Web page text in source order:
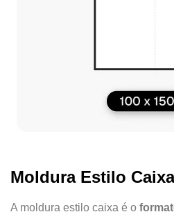
Moldura Estilo Caixa
A moldura estilo caixa é o